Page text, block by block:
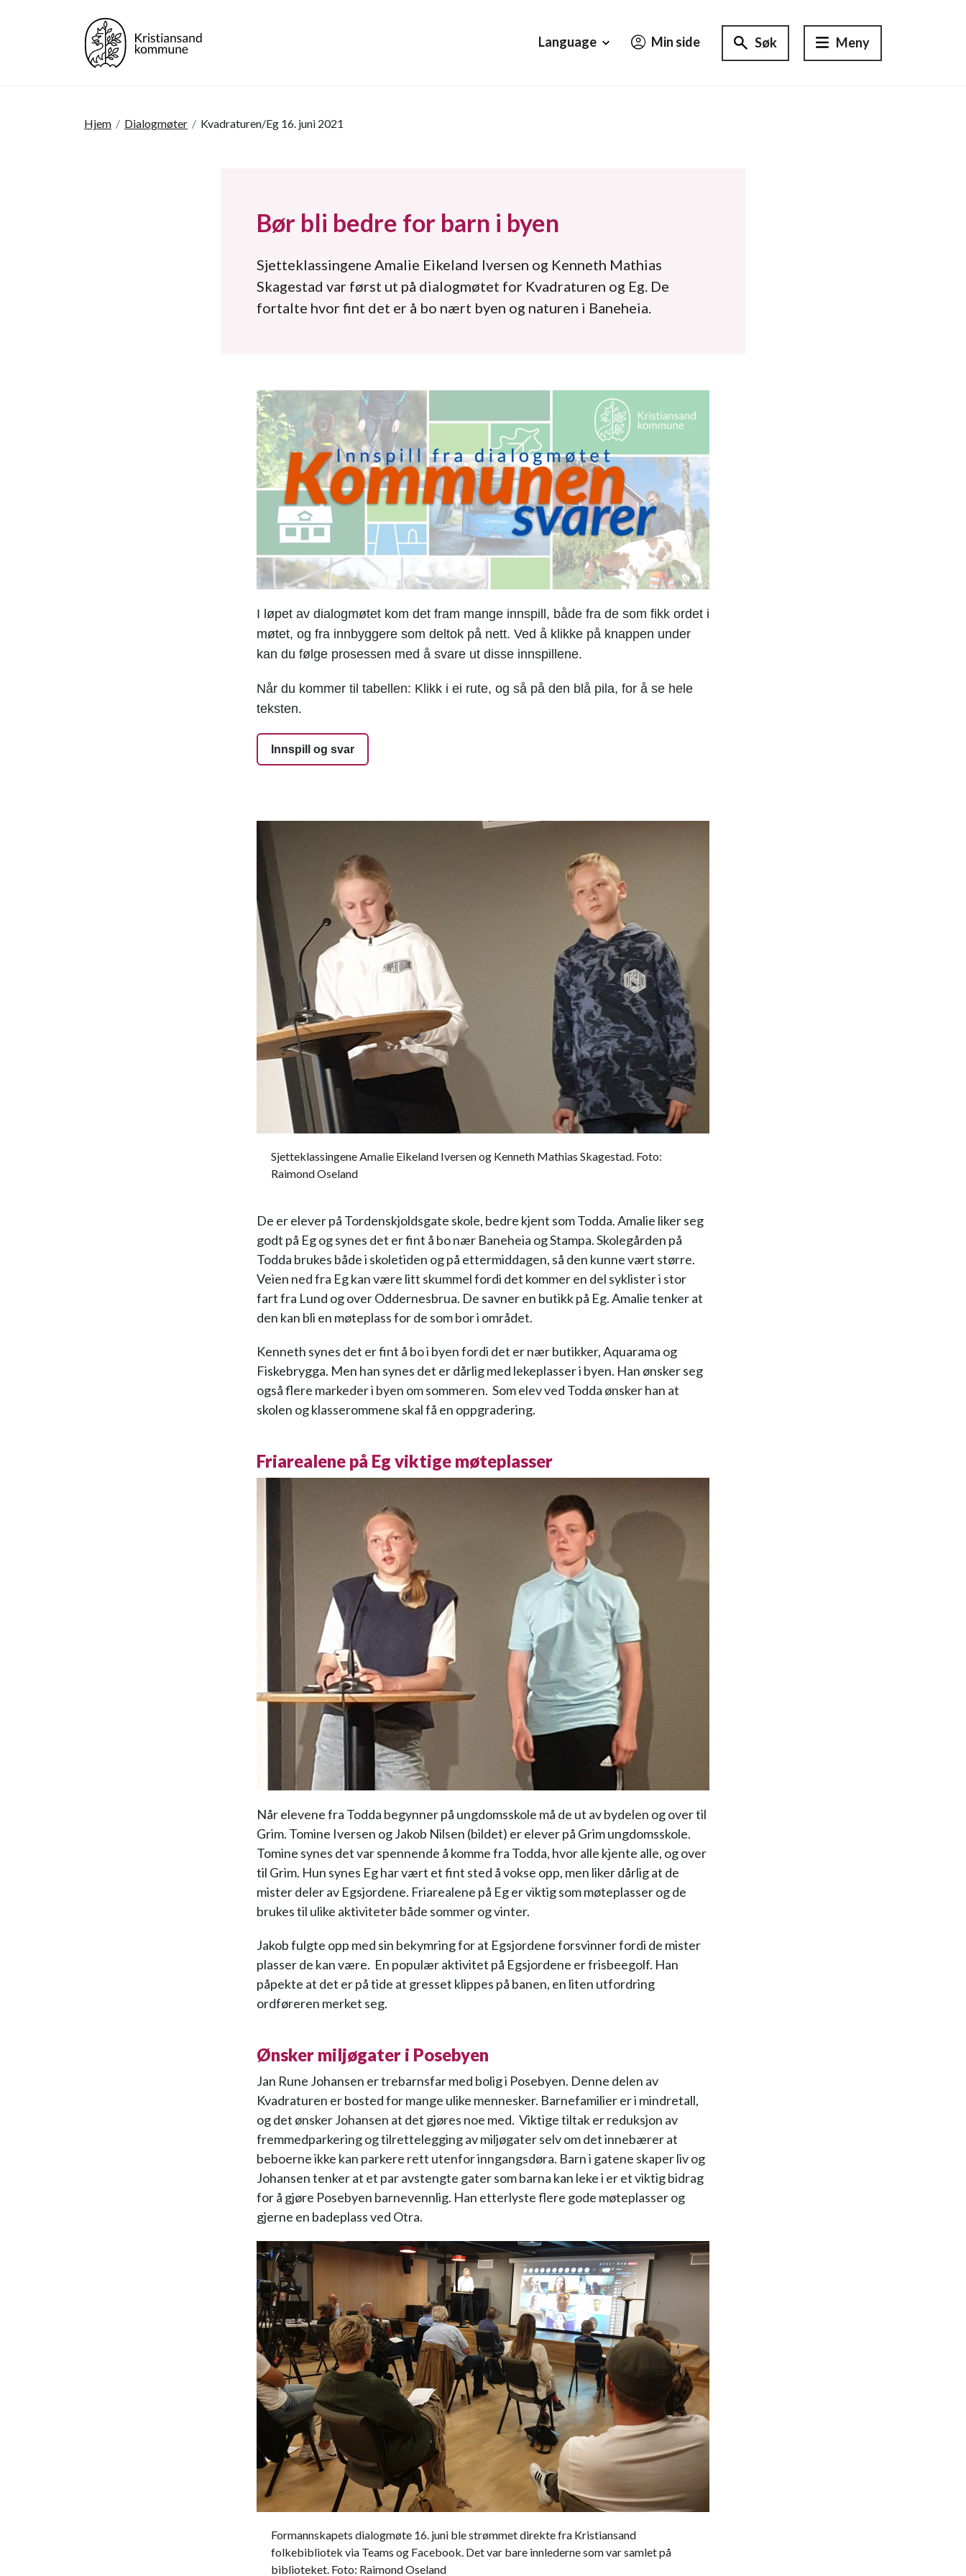
Language
Min side Søk Meny
Hjem / Dialogmøter / Kvadraturen/Eg 16. juni 2021
Bør bli bedre for barn i byen
Sjetteklassingene Amalie Eikeland Iversen og Kenneth Mathias
Skagestad var først ut på dialogmøtet for Kvadraturen og Eg. De
fortalte hvor fint det er å bo nært byen og naturen i Baneheia.
I løpet av dialogmøtet kom det fram mange innspill, både fra de som fikk ordet i
møtet, og fra innbyggere som deltok på nett. Ved å klikke på knappen under
kan du følge prosessen med å svare ut disse innspillene.
Når du kommer til tabellen: Klikk i ei rute, og så på den blå pila, for å se hele
teksten.
Innspill og svar
Sjetteklassingene Amalie Eikeland Iversen og Kenneth Mathias Skagestad. Foto:
Raimond Oseland
De er elever på Tordenskjoldsgate skole, bedre kjent som Todda. Amalie liker seg
godt på Eg og synes det er fint å bo nær Baneheia og Stampa. Skolegården på
Todda brukes både i skoletiden og på ettermiddagen, så den kunne vært større.
Veien ned fra Eg kan være litt skummel fordi det kommer en del syklister i stor
fart fra Lund og over Oddernesbrua. De savner en butikk på Eg. Amalie tenker at
den kan bli en møteplass for de som bor i området.
Kenneth synes det er fint å bo i byen fordi det er nær butikker, Aquarama og
Fiskebrygga. Men han synes det er dårlig med lekeplasser i byen. Han ønsker seg
også flere markeder i byen om sommeren. Som elev ved Todda ønsker han at
skolen og klasserommene skal få en oppgradering.
Friarealene på Eg viktige møteplasser
Når elevene fra Todda begynner på ungdomsskole må de ut av bydelen og over til
Grim. Tomine Iversen og Jakob Nilsen (bildet) er elever på Grim ungdomsskole.
Tomine synes det var spennende å komme fra Todda, hvor alle kjente alle, og over
til Grim. Hun synes Eg har vært et fint sted å vokse opp, men liker dårlig at de
mister deler av Egsjordene. Friarealene på Eg er viktig som møteplasser og de
brukes til ulike aktiviteter både sommer og vinter.
Jakob fulgte opp med sin bekymring for at Egsjordene forsvinner fordi de mister
plasser de kan være. En populær aktivitet på Egsjordene er frisbeegolf. Han
påpekte at det er på tide at gresset klippes på banen, en liten utfordring
ordføreren merket seg.
Ønsker miljøgater i Posebyen
Jan Rune Johansen er trebarnsfar med bolig i Posebyen. Denne delen av
Kvadraturen er bosted for mange ulike mennesker. Barnefamilier er i mindretall,
og det ønsker Johansen at det gjøres noe med. Viktige tiltak er reduksjon av
fremmedparkering og tilrettelegging av miljøgater selv om det innebærer at
beboerne ikke kan parkere rett utenfor inngangsdøra. Barn i gatene skaper liv og
Johansen tenker at et par avstengte gater som barna kan leke i er et viktig bidrag
for å gjøre Posebyen barnevennlig. Han etterlyste flere gode møteplasser og
gjerne en badeplass ved Otra.
Formannskapets dialogmøte 16. juni ble strømmet direkte fra Kristiansand
folkebibliotek via Teams og Facebook. Det var bare innlederne som var samlet på
biblioteket. Foto: Raimond Oseland